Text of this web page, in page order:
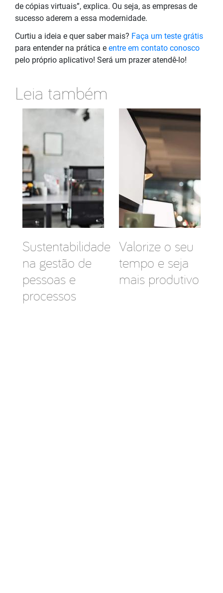
de cópias virtuais”, explica. Ou seja, as empresas de
sucesso aderem a essa modernidade.
Curtiu a ideia e quer saber mais? Faça um teste grátis
para entender na prática e entre em contato conosco
pelo próprio aplicativo! Será um prazer atendê-lo!
Leia também
Sustentabilidade
na gestão de
pessoas e
processos
Valorize o seu
tempo e seja
mais produtivo